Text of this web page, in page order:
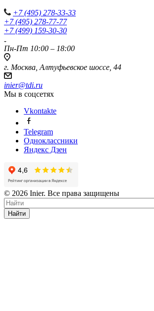
+7 (495) 278-33-33
+7 (495) 278-77-77
+7 (499) 159-30-30
Пн-Пт 10:00 – 18:00
г. Москва, Алтуфьевское шоссе, 44
inier@tdi.ru
Мы в соцсетях
Vkontakte
Telegram
Одноклассники
Яндекс Дзен
© 2026 Inier. Все права защищены
Найти